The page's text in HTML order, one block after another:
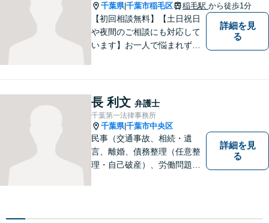
務整理／刑事／企業法務／交
通事故など、あらゆる問題に
対応可能◎
千葉県|千葉市稲毛区 稲毛駅 から徒歩1分
【初回相談無料】【土日祝日
や夜間のご相談にも対応して
います】お一人で悩まれず、
詳細を見
る
長 利文 弁護士
千葉第一法律事務所
千葉県|千葉市中央区
民事（交通事故、相続・遺
言、離婚、債務整理（任意整
理・自己破産）、労働問題
ずはご相談ください。問題の
詳細を見
る